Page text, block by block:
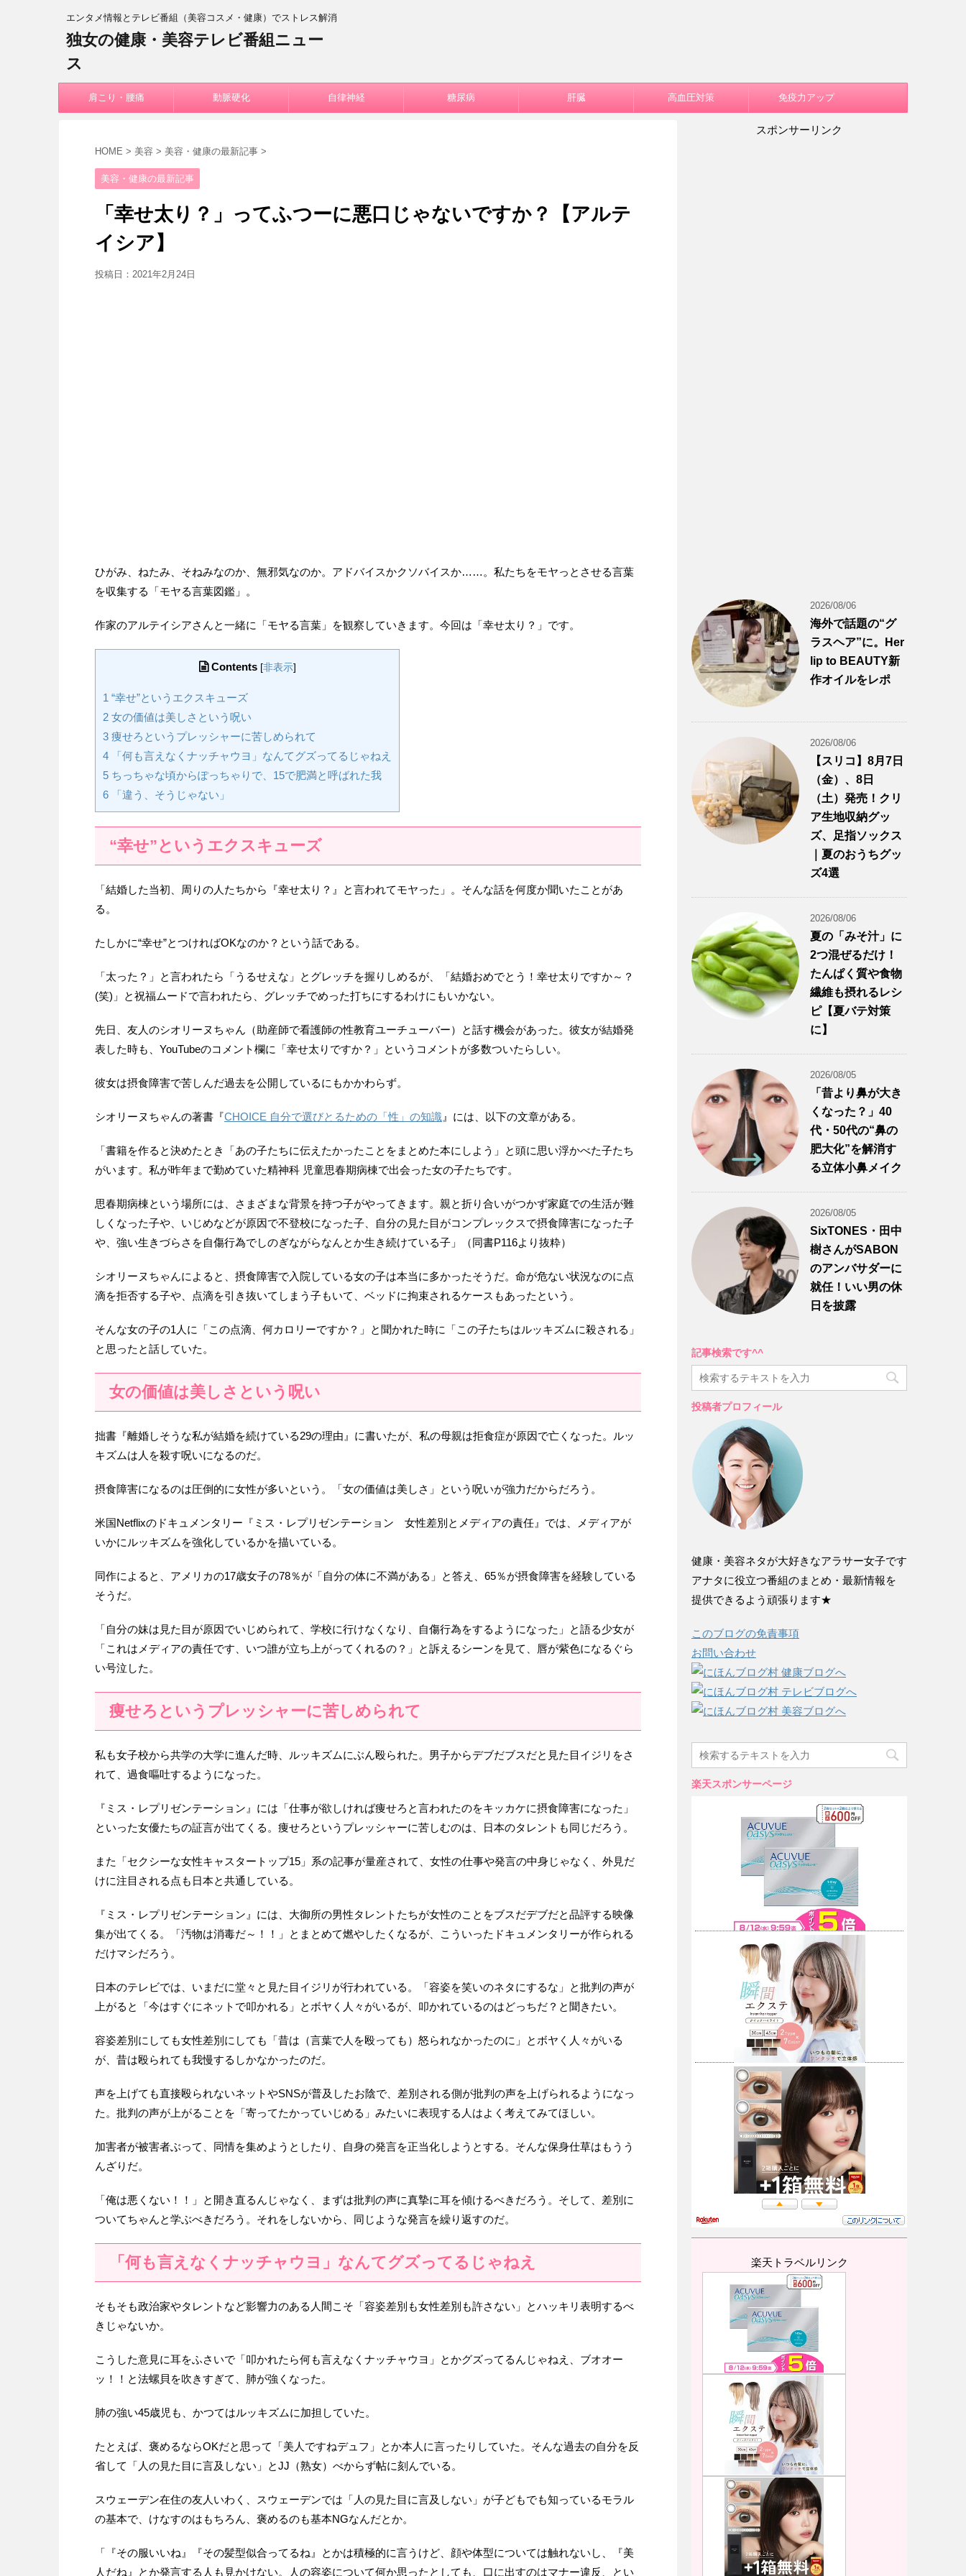
エンタメ情報とテレビ番組（美容コスメ・健康）でストレス解消
独女の健康・美容テレビ番組ニュー
ス
肩こり・腰痛 動脈硬化 自律神経 糖尿病 肝臓 高血圧対策 免疫力アップ
HOME > 美容 > 美容・健康の最新記事 >
美容・健康の最新記事
「幸せ太り？」ってふつーに悪口じゃないですか？【アルテ
イシア】
投稿日： 2021年2月24日
ひがみ、ねたみ、そねみなのか、無邪気なのか。アドバイスかクソバイスか……。私たちをモヤっとさせる言葉
を収集する「モヤる言葉図鑑」。
作家のアルテイシアさんと一緒に「モヤる言葉」を観察していきます。今回は「幸せ太り？」です。
Contents [非表示]
1 “幸せ”というエクスキューズ
2 女の価値は美しさという呪い
3 痩せろというプレッシャーに苦しめられて
4 「何も言えなくナッチャウヨ」なんてグズってるじゃねえ
5 ちっちゃな頃からぽっちゃりで、15で肥満と呼ばれた我
6 「違う、そうじゃない」
“幸せ”というエクスキューズ
「結婚した当初、周りの人たちから『幸せ太り？』と言われてモヤった」。そんな話を何度か聞いたことがあ
る。
たしかに“幸せ”とつければOKなのか？という話である。
「太った？」と言われたら「うるせえな」とグレッチを握りしめるが、「結婚おめでとう！幸せ太りですか～？
(笑)」と祝福ムードで言われたら、グレッチでめった打ちにするわけにもいかない。
先日、友人のシオリーヌちゃん（助産師で看護師の性教育ユーチューバー）と話す機会があった。彼女が結婚発
表した時も、YouTubeのコメント欄に「幸せ太りですか？」というコメントが多数ついたらしい。
彼女は摂食障害で苦しんだ過去を公開しているにもかかわらず。
シオリーヌちゃんの著書『CHOICE 自分で選びとるための「性」の知識 』には、以下の文章がある。
「書籍を作ると決めたとき「あの子たちに伝えたかったことをまとめた本にしよう」と頭に思い浮かべた子たち
がいます。私が昨年まで勤めていた精神科 児童思春期病棟で出会った女の子たちです。
思春期病棟という場所には、さまざまな背景を持つ子がやってきます。親と折り合いがつかず家庭での生活が難
しくなった子や、いじめなどが原因で不登校になった子、自分の見た目がコンプレックスで摂食障害になった子
や、強い生きづらさを自傷行為でしのぎながらなんとか生き続けている子」（同書P116より抜粋）
シオリーヌちゃんによると、摂食障害で入院している女の子は本当に多かったそうだ。命が危ない状況なのに点
滴を拒否する子や、点滴を引き抜いてしまう子もいて、ベッドに拘束されるケースもあったという。
そんな女の子の1人に「この点滴、何カロリーですか？」と聞かれた時に「この子たちはルッキズムに殺される」
と思ったと話していた。
女の価値は美しさという呪い
拙書『離婚しそうな私が結婚を続けている29の理由』に書いたが、私の母親は拒食症が原因で亡くなった。ルッ
キズムは人を殺す呪いになるのだ。
摂食障害になるのは圧倒的に女性が多いという。「女の価値は美しさ」という呪いが強力だからだろう。
米国Netflixのドキュメンタリー『ミス・レプリゼンテーション 女性差別とメディアの責任』では、メディアが
いかにルッキズムを強化しているかを描いている。
同作によると、アメリカの17歳女子の78％が「自分の体に不満がある」と答え、65％が摂食障害を経験している
そうだ。
「自分の妹は見た目が原因でいじめられて、学校に行けなくなり、自傷行為をするようになった」と語る少女が
「これはメディアの責任です、いつ誰が立ち上がってくれるの？」と訴えるシーンを見て、唇が紫色になるぐら
い号泣した。
痩せろというプレッシャーに苦しめられて
私も女子校から共学の大学に進んだ時、ルッキズムにぶん殴られた。男子からデブだブスだと見た目イジリをさ
れて、過食嘔吐するようになった。
『ミス・レプリゼンテーション』には「仕事が欲しければ痩せろと言われたのをキッカケに摂食障害になった」
といった女優たちの証言が出てくる。痩せろというプレッシャーに苦しむのは、日本のタレントも同じだろう。
また「セクシーな女性キャスタートップ15」系の記事が量産されて、女性の仕事や発言の中身じゃなく、外見だ
けに注目される点も日本と共通している。
『ミス・レプリゼンテーション』には、大御所の男性タレントたちが女性のことをブスだデブだと品評する映像
集が出てくる。「汚物は消毒だ～！！」とまとめて燃やしたくなるが、こういったドキュメンタリーが作られる
だけマシだろう。
日本のテレビでは、いまだに堂々と見た目イジリが行われている。「容姿を笑いのネタにするな」と批判の声が
上がると「今はすぐにネットで叩かれる」とボヤく人々がいるが、叩かれているのはどっちだ？と聞きたい。
容姿差別にしても女性差別にしても「昔は（言葉で人を殴っても）怒られなかったのに」とボヤく人々がいる
が、昔は殴られても我慢するしかなかったのだ。
声を上げても直接殴られないネットやSNSが普及したお陰で、差別される側が批判の声を上げられるようになっ
た。批判の声が上がることを「寄ってたかっていじめる」みたいに表現する人はよく考えてみてほしい。
加害者が被害者ぶって、同情を集めようとしたり、自身の発言を正当化しようとする。そんな保身仕草はもうう
んざりだ。
「俺は悪くない！！」と開き直るんじゃなく、まずは批判の声に真摯に耳を傾けるべきだろう。そして、差別に
ついてちゃんと学ぶべきだろう。それをしないから、同じような発言を繰り返すのだ。
「何も言えなくナッチャウヨ」なんてグズってるじゃねえ
そもそも政治家やタレントなど影響力のある人間こそ「容姿差別も女性差別も許さない」とハッキリ表明するべ
きじゃないか。
こうした意見に耳をふさいで「叩かれたら何も言えなくナッチャウヨ」とかグズってるんじゃねえ、ブオオー
ッ！！と法螺貝を吹きすぎて、肺が強くなった。
肺の強い45歳児も、かつてはルッキズムに加担していた。
たとえば、褒めるならOKだと思って「美人ですねデュフ」とか本人に言ったりしていた。そんな過去の自分を反
省して「人の見た目に言及しない」とJJ（熟女）べからず帖に刻んでいる。
スウェーデン在住の友人いわく、スウェーデンでは「人の見た目に言及しない」が子どもでも知っているモラル
の基本で、けなすのはもちろん、褒めるのも基本NGなんだとか。
「『その服いいね』『その髪型似合ってるね』とかは積極的に言うけど、顔や体型については触れないし、『美
人だね』とか発言する人も見かけない。人の容姿について何か思ったとしても、口に出すのはマナー違反、とい
スポンサーリンク
2026/08/06
海外で話題の“グ
ラスヘア”に。Her
lip to BEAUTY新
作オイルをレポ
2026/08/06
【スリコ】8月7日
（金）、8日
（土）発売！クリ
ア生地収納グッ
ズ、足指ソックス
｜夏のおうちグッ
ズ4選
2026/08/06
夏の「みそ汁」に
2つ混ぜるだけ！
たんぱく質や食物
繊維も摂れるレシ
ピ【夏バテ対策
に】
2026/08/05
「昔より鼻が大き
くなった？」40
代・50代の“鼻の
肥大化”を解消す
る立体小鼻メイク
2026/08/05
SixTONES・田中
樹さんがSABON
のアンバサダーに
就任！いい男の休
日を披露
記事検索です^^
投稿者プロフィール
健康・美容ネタが大好きなアラサー女子です
アナタに役立つ番組のまとめ・最新情報を
提供できるよう頑張ります★
このブログの免責事項
お問い合わせ
楽天スポンサーページ
楽天トラベルリンク